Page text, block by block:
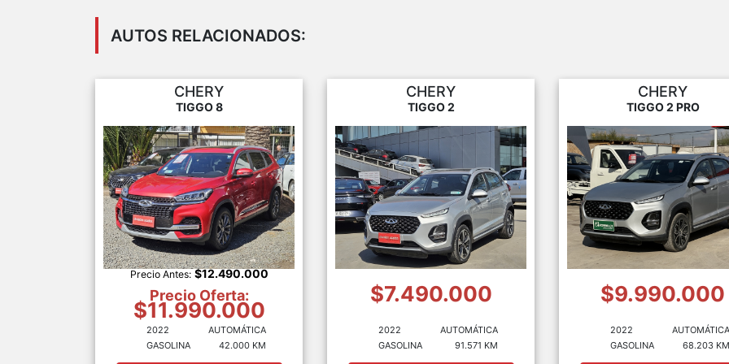
AUTOS RELACIONADOS:
CHERY
TIGGO 8
Precio Antes: $12.490.000
Precio Oferta:
$11.990.000
2022
GASOLINA
AUTOMÁTICA
42.000 KM
CHERY
TIGGO 2
$7.490.000
2022
GASOLINA
AUTOMÁTICA
91.571 KM
CHERY
TIGGO 2 PRO
$9.990.000
2022
GASOLINA
AUTOMÁTICA
68.203 KM